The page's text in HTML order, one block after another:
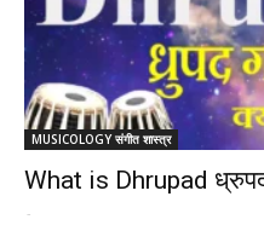
MUSICOLOGY संगीत शास्त्र
What is Dhrupad
-